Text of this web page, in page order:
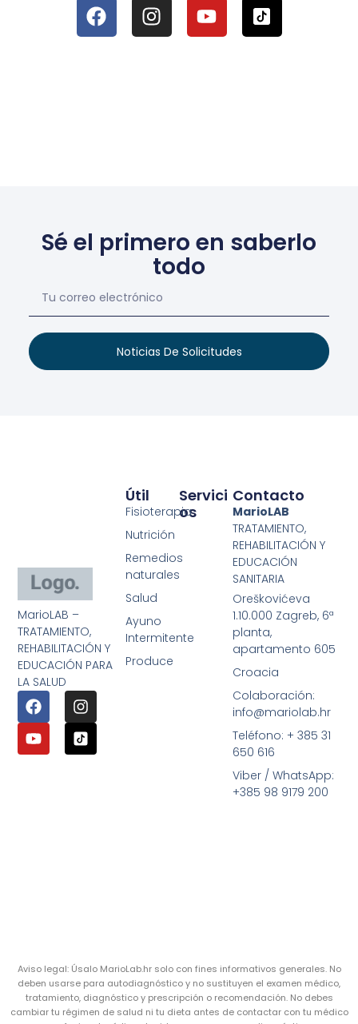
Sé el primero en saberlo
todo
Noticias De Solicitudes
MarioLAB –
TRATAMIENTO,
REHABILITACIÓN Y
EDUCACIÓN PARA
LA SALUD
Servici
Os
Útil
Fisioterapia
Nutrición
Remedios
naturales
Salud
Ayuno
Intermitente
Produce
Contacto
MarioLAB
TRATAMIENTO,
REHABILITACIÓN Y
EDUCACIÓN
SANITARIA
Oreškovićeva
1.10.000 Zagreb, 6ª
planta,
apartamento 605
Croacia
Colaboración:
info@mariolab.hr
Teléfono: + 385 31
650 616
Viber / WhatsApp:
+385 98 9179 200
Aviso legal: Úsalo MarioLab.hr solo con fines informativos generales. No
deben usarse para autodiagnóstico y no sustituyen el examen médico,
tratamiento, diagnóstico y prescripción o recomendación. No debes
cambiar tu régimen de salud ni tu dieta antes de contactar con tu médico